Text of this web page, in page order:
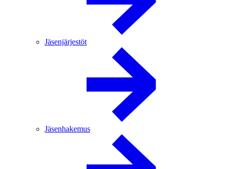
Jäsenjärjestöt
Jäsenhakemus